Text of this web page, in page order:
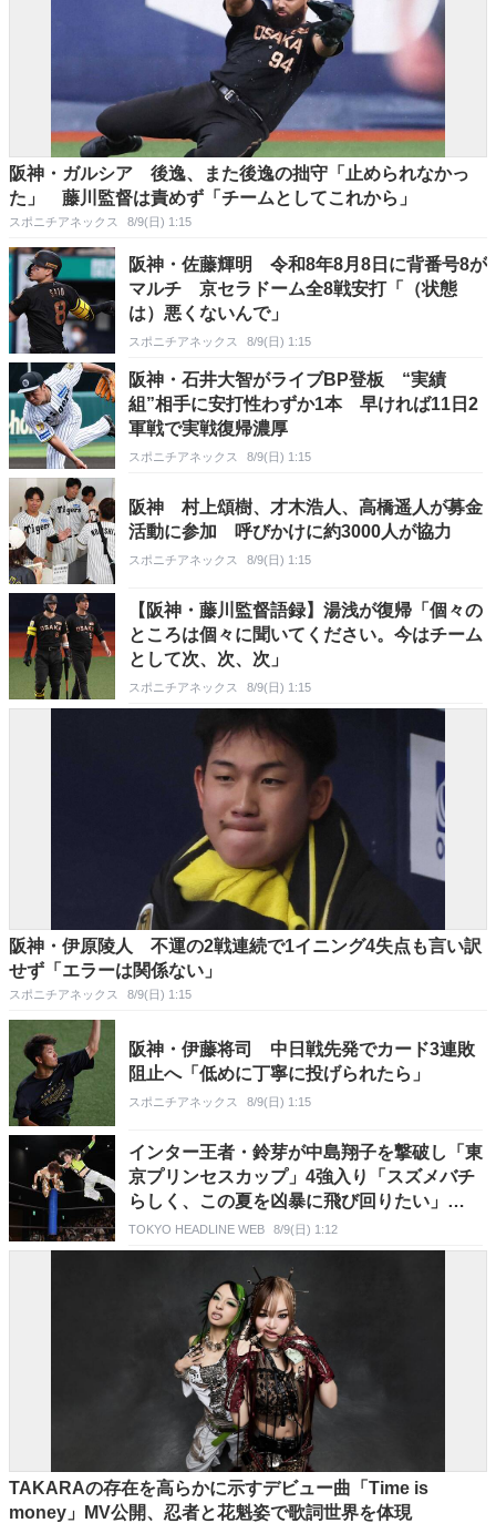
阪神・ガルシア 後逸、また後逸の拙守「止められなかっ
た」 藤川監督は責めず「チームとしてこれから」
スポニチアネックス 8/9(日) 1:15
阪神・佐藤輝明 令和8年8月8日に背番号8が
マルチ 京セラドーム全8戦安打「（状態
は）悪くないんで」
スポニチアネックス 8/9(日) 1:15
阪神・石井大智がライブBP登板 “実績
組”相手に安打性わずか1本 早ければ11日2
軍戦で実戦復帰濃厚
スポニチアネックス 8/9(日) 1:15
阪神 村上頌樹、才木浩人、高橋遥人が募金
活動に参加 呼びかけに約3000人が協力
スポニチアネックス 8/9(日) 1:15
【阪神・藤川監督語録】湯浅が復帰「個々の
ところは個々に聞いてください。今はチーム
として次、次、次」
スポニチアネックス 8/9(日) 1:15
阪神・伊原陵人 不運の2戦連続で1イニング4失点も言い訳
せず「エラーは関係ない」
スポニチアネックス 8/9(日) 1:15
阪神・伊藤将司 中日戦先発でカード3連敗
阻止へ「低めに丁寧に投げられたら」
スポニチアネックス 8/9(日) 1:15
インター王者・鈴芽が中島翔子を撃破し「東
京プリンセスカップ」4強入り「スズメバチ
らしく、この夏を凶暴に飛び回りたい」
【TJPW】
TOKYO HEADLINE WEB 8/9(日) 1:12
TAKARAの存在を高らかに示すデビュー曲「Time is
money」MV公開、忍者と花魁姿で歌詞世界を体現